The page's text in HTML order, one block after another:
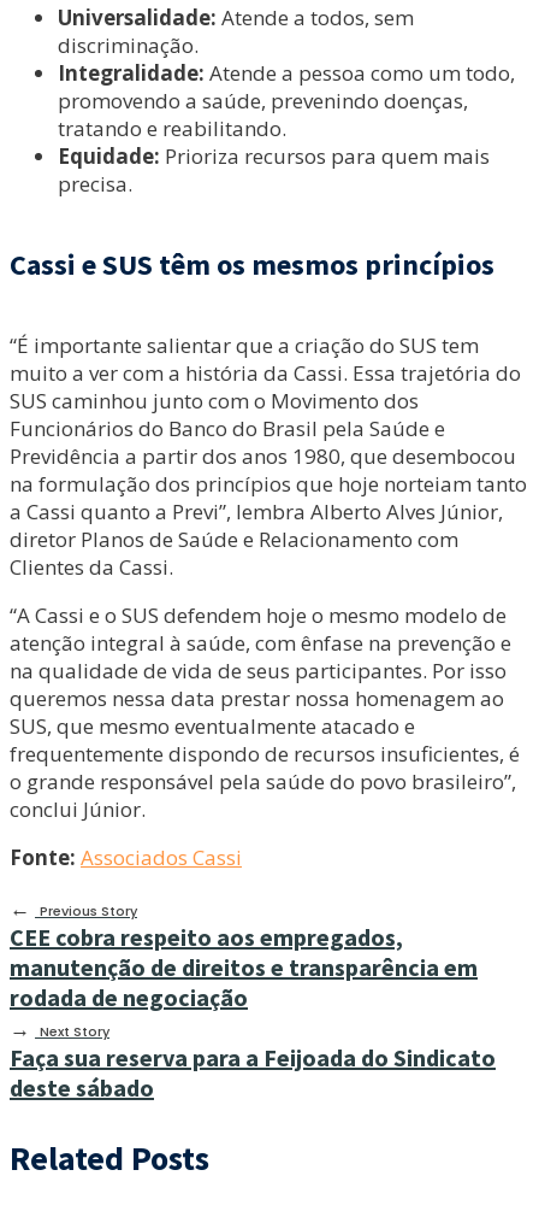
Universalidade: Atende a todos, sem
discriminação.
Integralidade: Atende a pessoa como um todo,
promovendo a saúde, prevenindo doenças,
tratando e reabilitando.
Equidade: Prioriza recursos para quem mais
precisa.
Cassi e SUS têm os mesmos princípios
“É importante salientar que a criação do SUS tem
muito a ver com a história da Cassi. Essa trajetória do
SUS caminhou junto com o Movimento dos
Funcionários do Banco do Brasil pela Saúde e
Previdência a partir dos anos 1980, que desembocou
na formulação dos princípios que hoje norteiam tanto
a Cassi quanto a Previ”, lembra Alberto Alves Júnior,
diretor Planos de Saúde e Relacionamento com
Clientes da Cassi.
“A Cassi e o SUS defendem hoje o mesmo modelo de
atenção integral à saúde, com ênfase na prevenção e
na qualidade de vida de seus participantes. Por isso
queremos nessa data prestar nossa homenagem ao
SUS, que mesmo eventualmente atacado e
frequentemente dispondo de recursos insuficientes, é
o grande responsável pela saúde do povo brasileiro”,
conclui Júnior.
Fonte: Associados Cassi
←
Previous Story
CEE cobra respeito aos empregados,
manutenção de direitos e transparência em
rodada de negociação
→ Next Story
Faça sua reserva para a Feijoada do Sindicato
deste sábado
Related Posts